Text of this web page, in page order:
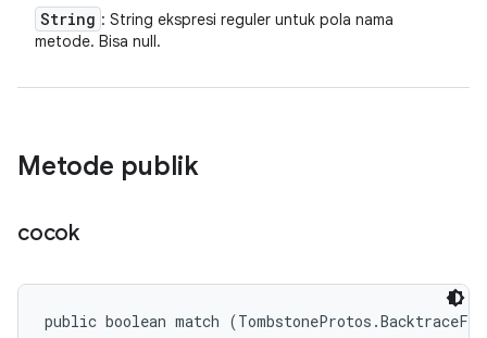
String : String ekspresi reguler untuk pola nama
metode. Bisa null.
Metode publik
cocok
public boolean match